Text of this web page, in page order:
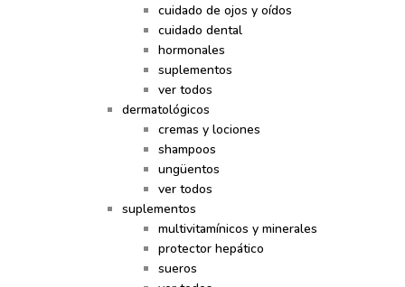
cuidado de ojos y oídos
cuidado dental
hormonales
suplementos
ver todos
dermatológicos
cremas y lociones
shampoos
ungüentos
ver todos
suplementos
multivitamínicos y minerales
protector hepático
sueros